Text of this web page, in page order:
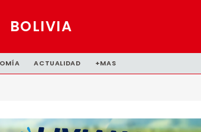
BOLIVIA
ACTUALIDAD +MAS